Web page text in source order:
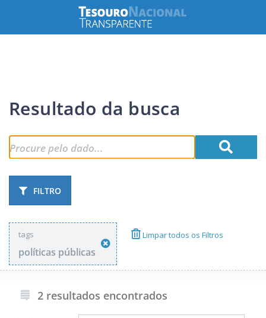
Resultado da busca
FILTRO
tags
políticas públicas
Limpar todos os Filtros
2 resultados encontrados